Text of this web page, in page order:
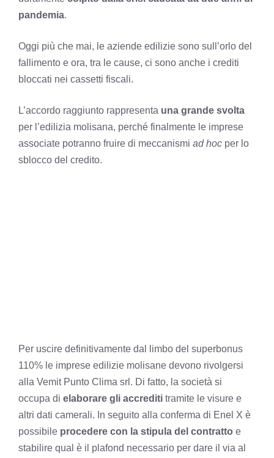
pandemia.
Oggi più che mai, le aziende edilizie sono sull’orlo del
fallimento e ora, tra le cause, ci sono anche i crediti
bloccati nei cassetti fiscali.
L’accordo raggiunto rappresenta una grande svolta
per l’edilizia molisana, perché finalmente le imprese
associate potranno fruire di meccanismi ad hoc per lo
sblocco del credito.
Per uscire definitivamente dal limbo del superbonus
110% le imprese edilizie molisane devono rivolgersi
alla Vemit Punto Clima srl. Di fatto, la società si
occupa di elaborare gli accrediti tramite le visure e
altri dati camerali. In seguito alla conferma di Enel X è
possibile procedere con la stipula del contratto e
stabilire qual è il plafond necessario per dare il via al